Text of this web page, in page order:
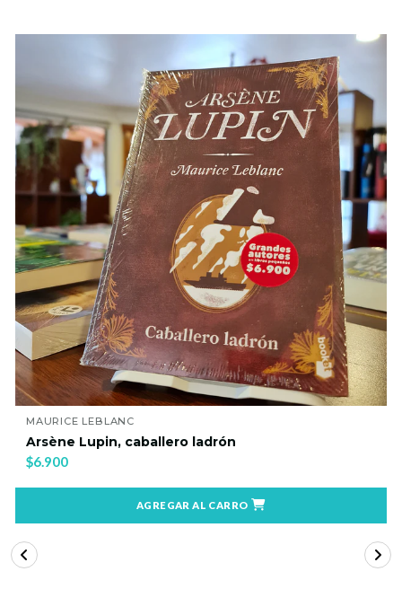
MAURICE LEBLANC
Arsène Lupin, caballero ladrón
$6.900
AGREGAR AL CARRO